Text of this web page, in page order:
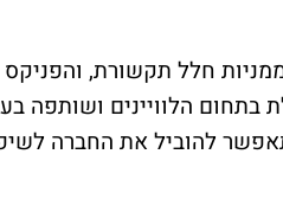
מימוש ההצעה, תחזיק התעשייה האווירית ב-80.01% ממניות חלל
הפועלת בתחום הלוויינים
להוביל את החברה